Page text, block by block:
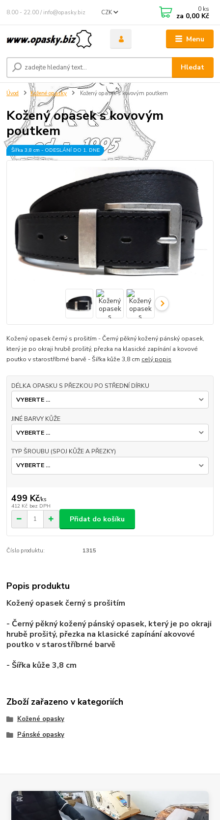
Menu
CZK
Hledat
8.00 - 22.00 / info@opasky.biz 0 ks
za 0,00 Kč
Úvod Kožené opasky Kožený opasek s kovovým poutkem
Kožený opasek s kovovým
poutkem
Šířka 3,8 cm - ODESLÁNÍ DO 1. DNE
Kožený opasek černý s prošitím - Černý pěkný kožený pánský opasek,
který je po okraji hrubě prošitý, přezka na klasické zapínání a kovové
poutko v starostříbrné barvě - Šířka kůže 3,8 cm celý popis
DÉLKA OPASKU S PŘEZKOU PO STŘEDNÍ DÍRKU
JINÉ BARVY KŮŽE
TYP ŠROUBU (SPOJ KŮŽE A PŘEZKY)
499 Kč/ks
412 Kč bez DPH
Přidat do košíku
Číslo produktu: 1315
Popis produktu
Kožený opasek černý s prošitím
- Černý pěkný kožený pánský opasek, který je po okraji
hrubě prošitý, přezka na klasické zapínání akovové
poutko v starostříbrné barvě
- Šířka kůže 3,8 cm
Zboží zařazeno v kategoriích
Kožené opasky
Pánské opasky